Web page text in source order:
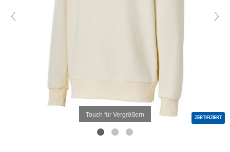
Touch für Vergrößern ZERTIFIZIERT